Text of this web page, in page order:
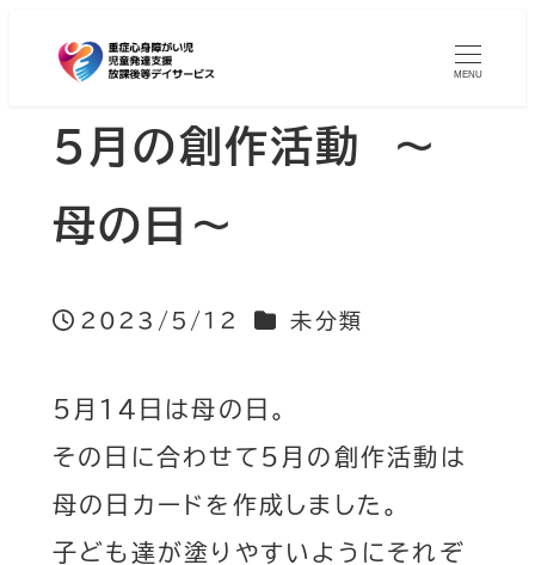
MENU
5月の創作活動 ～
母の日～
2023/5/12 カテゴリー
未分類
5月14日は母の日。
その日に合わせて5月の創作活動は
母の日カードを作成しました。
子ども達が塗りやすいようにそれぞ